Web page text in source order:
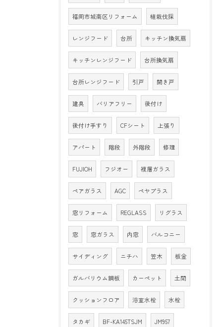
福岡市城南区リフォーム 植栽伐採
レンジフード 台所 キッチン換気扇
キッチンレンジフード 台所換気扇
台所レンジフード 引戸 開き戸
建具 バリアフリー 後付け
後付け手すり CFシート 上張り
アパート 階段 外階段 修理
FUJIOH フジオー 複層ガラス
ペアガラス AGC ペヤプラス
窓リフォーム REGLASS リグラス
窓 窓ガラス 内窓 バルコニー
サイディング ニチハ 笠木 板金
ガルバリウム鋼板 カーペット 土間
クッションフロア 浴室水栓 水栓
タカギ BF-KA145TSJM JM957